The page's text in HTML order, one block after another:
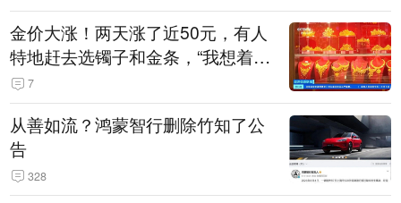
金价大涨！两天涨了近50元，有人
特地赶去选镯子和金条，“我想着买
起来可以保值，小批量进一些货”
7
从善如流？鸿蒙智行删除竹知了公
告
328